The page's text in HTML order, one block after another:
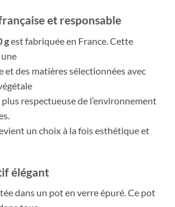
et responsable
gest fabriquée en France. Cette
des matières sélectionnées avec
respectueuse de l’environnement
un choix à la fois esthétique et
élégant
dans un pot en verre épuré. Ce pot